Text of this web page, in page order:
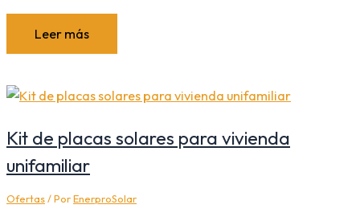
Leer más
Kit de placas solares para vivienda
unifamiliar
Ofertas/ PorEnerproSolar